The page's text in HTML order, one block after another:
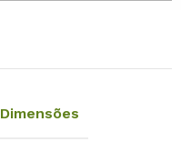
Dimensões